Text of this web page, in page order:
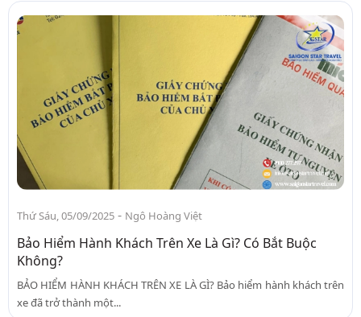
Thứ Sáu, 05/09/2025 - Ngô Hoàng Việt
Bảo Hiểm Hành Khách Trên Xe Là Gì? Có Bắt Buộc
Không?
BẢO HIỂM HÀNH KHÁCH TRÊN XE LÀ GÌ? Bảo hiểm hành khách trên
xe đã trở thành một...